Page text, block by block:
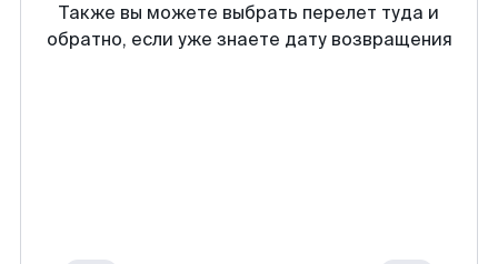
Также вы можете выбрать перелет туда и
обратно, если уже знаете дату возвращения